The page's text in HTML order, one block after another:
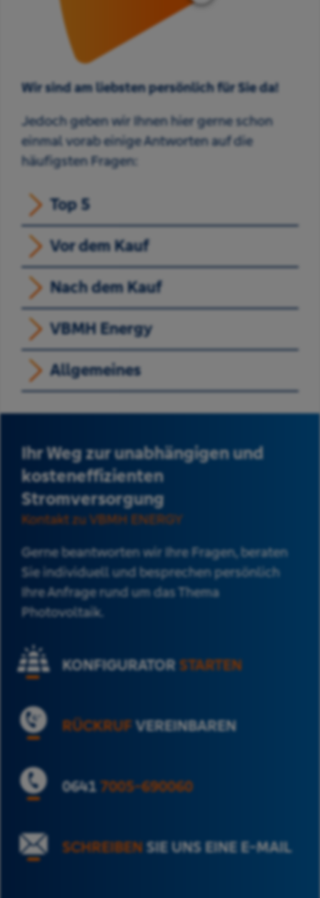
Wir sind am liebsten persönlich für Sie da!
Jedoch geben wir Ihnen hier gerne schon
einmal vorab einige Antworten auf die
häufigsten Fragen:
Top 5
Vor dem Kauf
Nach dem Kauf
VBMH Energy
Allgemeines
Ihr Weg zur unabhängigen und
kosteneffizienten
Stromversorgung
Kontakt zu VBMH ENERGY
Gerne beantworten wir Ihre Fragen, beraten
Sie individuell und besprechen persönlich
Ihre Anfrage rund um das Thema
Photovoltaik.
KONFIGURATORSTARTEN
RÜCKRUFVEREINBAREN
0641 7005-690060
SCHREIBENSIE UNS EINE E-MAIL